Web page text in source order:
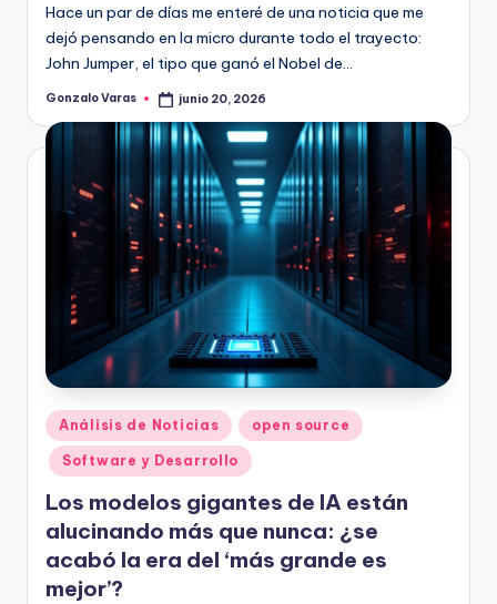
Hace un par de días me enteré de una noticia que me
dejó pensando en la micro durante todo el trayecto:
John Jumper, el tipo que ganó el Nobel de…
Publicado
Gonzalo Varas junio 20, 2026
Publicado
en
Análisis de Noticias open source
Software y Desarrollo
Los modelos gigantes de IA están
alucinando más que nunca: ¿se
acabó la era del ‘más grande es
mejor’?